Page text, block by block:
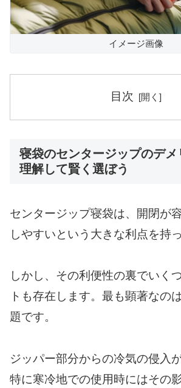
イメージ画像
目次
寝袋のセンタージップのデメ
理解して賢く選ぼう
センタージップ寝袋は、開閉が
しやすいという大きな利点を持
しかし、その利便性の裏でいく
トも存在します。最も顕著なの
題です。
ジッパー部分からの冷気の侵入
特に寒冷地での使用時にはその